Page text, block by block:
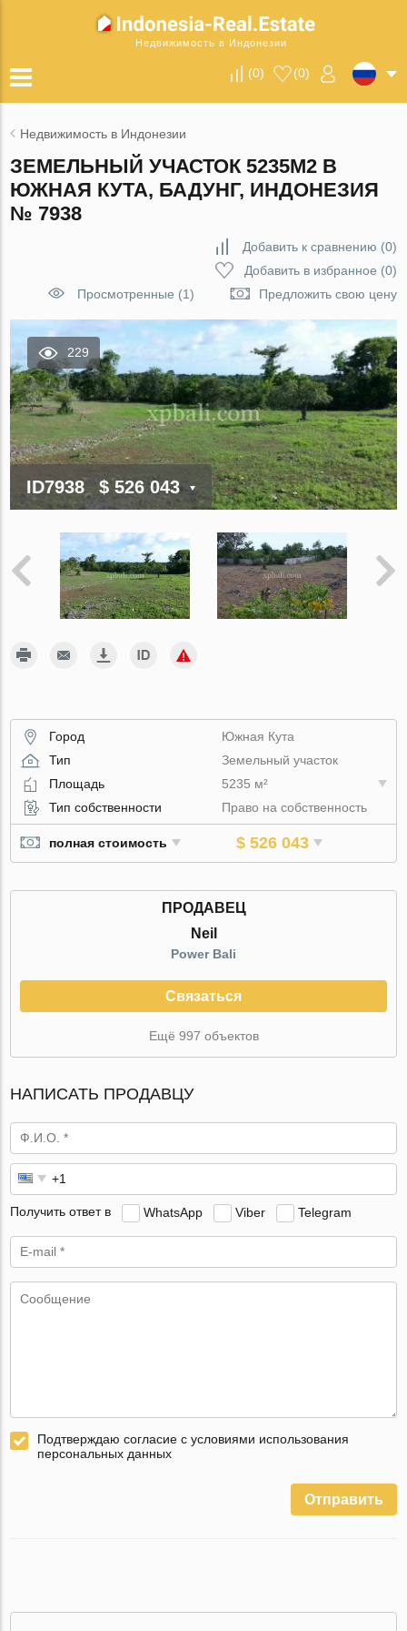
Недвижимость в Индонезии
(0) (0)
Недвижимость в Индонезии
ЗЕМЕЛЬНЫЙ УЧАСТОК 5235М2 В
ЮЖНАЯ КУТА, БАДУНГ, ИНДОНЕЗИЯ
№ 7938
Добавить к сравнению (0)
Добавить в избранное (0)
Просмотренные (1)
Предложить свою цену
229
ID7938 $ 526 043
Город
Южная Кута
Тип
Земельный участок
Площадь
5235 м²
Тип собственности
Право на собственность
полная стоимость $ 526 043
ПРОДАВЕЦ
Neil
Power Bali
Связаться
Ещё 997 объектов
НАПИСАТЬ ПРОДАВЦУ
Получить ответ в WhatsApp Viber Telegram
Подтверждаю согласие с условиями использования
персональных данных
Отправить